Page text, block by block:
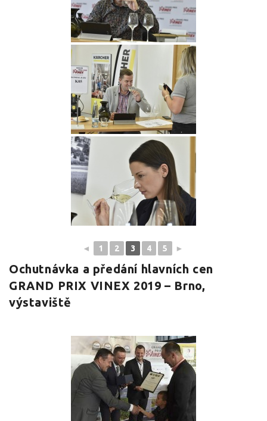
◄ 1 2 3 4 5 ►
Ochutnávka a předání hlavních cen
GRAND PRIX VINEX 2019 – Brno,
výstaviště